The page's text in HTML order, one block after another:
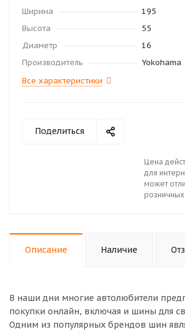
Ширина
195
Высота
55
Диаметр
16
Производитель
Yokohama
Все характеристики
Поделиться
Цена
для
может
Описание Наличие
В наши дни многие автолюбители
покупки онлайн, включая и шины для
Одним из популярных брендов шин